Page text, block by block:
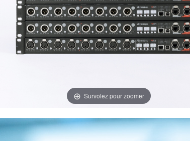
Survolez pour zoomer